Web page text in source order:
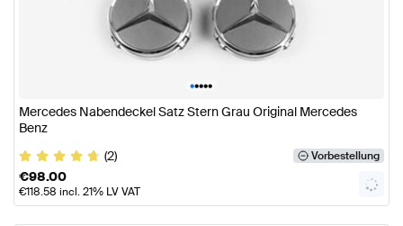
•••••
Mercedes Nabendeckel Satz Stern Grau Original Mercedes
Benz
(2)
Vorbestellung
€98.00
€118.58 incl. 21% LV VAT